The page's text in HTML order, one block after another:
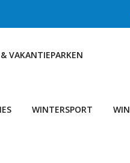
VAKANTIEPARKEN
WINTERSPORT